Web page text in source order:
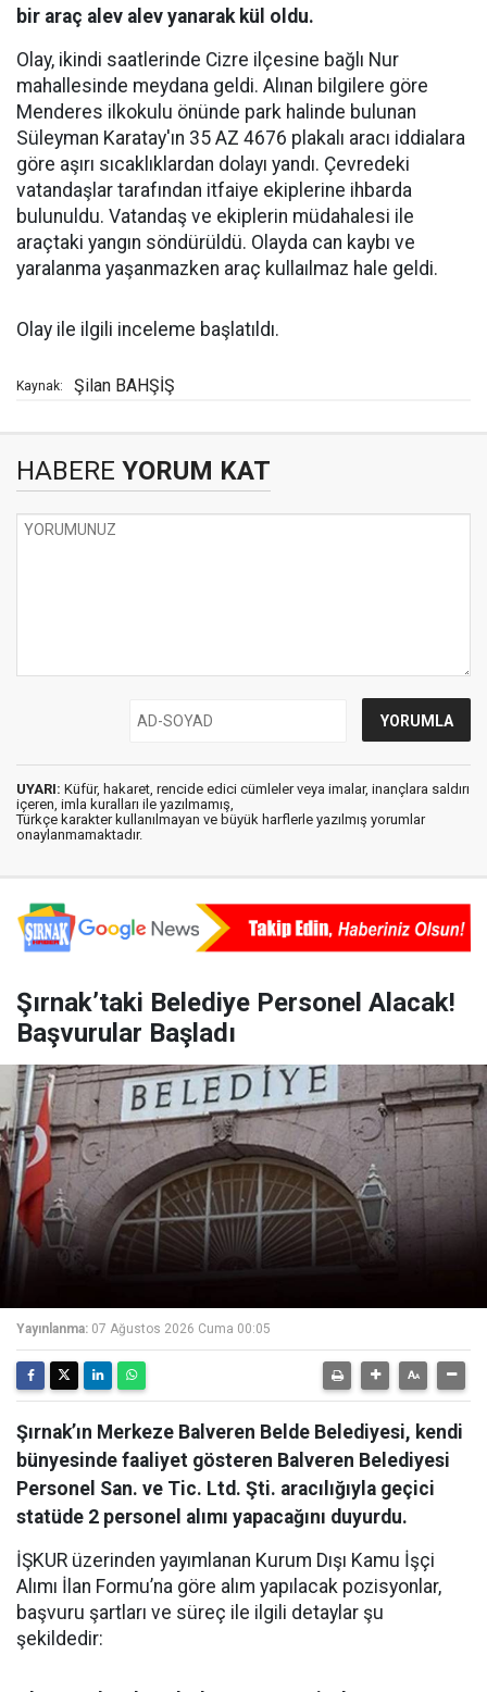
bir araç alev alev yanarak kül oldu.
Olay, ikindi saatlerinde Cizre ilçesine bağlı Nur
mahallesinde meydana geldi. Alınan bilgilere göre
Menderes ilkokulu önünde park halinde bulunan
Süleyman Karatay'ın 35 AZ 4676 plakalı aracı iddialara
göre aşırı sıcaklıklardan dolayı yandı. Çevredeki
vatandaşlar tarafından itfaiye ekiplerine ihbarda
bulunuldu. Vatandaş ve ekiplerin müdahalesi ile
araçtaki yangın söndürüldü. Olayda can kaybı ve
yaralanma yaşanmazken araç kullaılmaz hale geldi.
Olay ile ilgili inceleme başlatıldı.
Kaynak: Şilan BAHŞİŞ
HABERE YORUM KAT
UYARI: Küfür, hakaret, rencide edici cümleler veya imalar, inançlara saldırı
içeren, imla kuralları ile yazılmamış,
Türkçe karakter kullanılmayan ve büyük harflerle yazılmış yorumlar
onaylanmamaktadır.
Şırnak’taki Belediye Personel Alacak!
Başvurular Başladı
Yayınlanma: 07 Ağustos 2026 Cuma 00:05
Şırnak’ın Merkeze Balveren Belde Belediyesi, kendi
bünyesinde faaliyet gösteren Balveren Belediyesi
Personel San. ve Tic. Ltd. Şti. aracılığıyla geçici
statüde 2 personel alımı yapacağını duyurdu.
İŞKUR üzerinden yayımlanan Kurum Dışı Kamu İşçi
Alımı İlan Formu’na göre alım yapılacak pozisyonlar,
başvuru şartları ve süreç ile ilgili detaylar şu
şekildedir: